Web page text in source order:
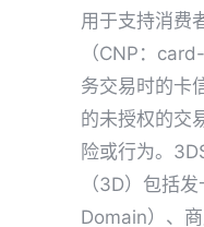
用于支持消费
（CNP：
务交易时的卡
的未授权的交
险或行为。
（3D）包括
Domain）、